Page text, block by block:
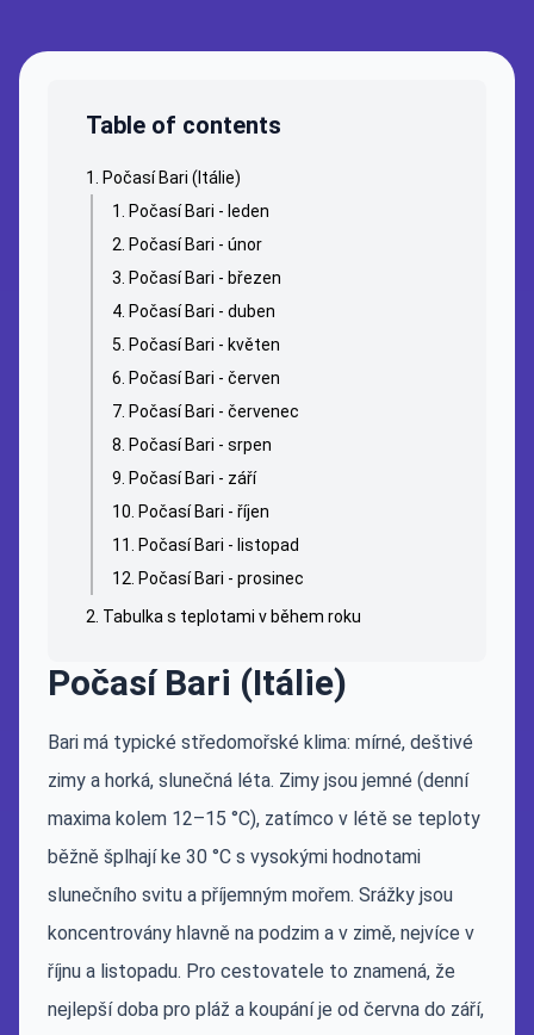
Table of contents
Počasí Bari (Itálie)
Počasí Bari - leden
Počasí Bari - únor
Počasí Bari - březen
Počasí Bari - duben
Počasí Bari - květen
Počasí Bari - červen
Počasí Bari - červenec
Počasí Bari - srpen
Počasí Bari - září
Počasí Bari - říjen
Počasí Bari - listopad
Počasí Bari - prosinec
Tabulka s teplotami v během roku
Počasí Bari (Itálie)
Bari má typické středomořské klima: mírné, deštivé
zimy a horká, slunečná léta. Zimy jsou jemné (denní
maxima kolem 12–15 °C), zatímco v létě se teploty
běžně šplhají ke 30 °C s vysokými hodnotami
slunečního svitu a příjemným mořem. Srážky jsou
koncentrovány hlavně na podzim a v zimě, nejvíce v
říjnu a listopadu. Pro cestovatele to znamená, že
nejlepší doba pro pláž a koupání je od června do září,